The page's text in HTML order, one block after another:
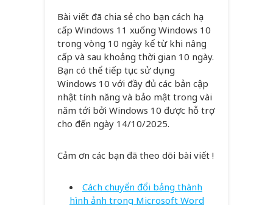
Bài viết đã chia sẻ cho bạn cách hạ
cấp Windows 11 xuống Windows 10
trong vòng 10 ngày kể từ khi nâng
cấp và sau khoảng thời gian 10 ngày.
Bạn có thể tiếp tục sử dụng
Windows 10 với đầy đủ các bản cập
nhật tính năng và bảo mật trong vài
năm tới bởi Windows 10 được hỗ trợ
cho đến ngày 14/10/2025.
Cảm ơn các bạn đã theo dõi bài viết !
Cách chuyển đổi bảng thành
hình ảnh trong Microsoft Word